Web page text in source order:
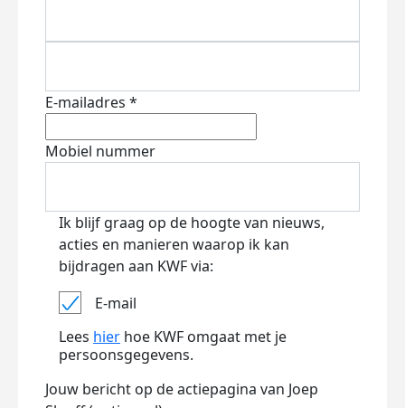
E-mailadres *
Mobiel nummer
Ik blijf graag op de hoogte van nieuws,
acties en manieren waarop ik kan
bijdragen aan KWF via:
E-mail
Lees hier hoe KWF omgaat met je
persoonsgegevens.
Jouw bericht op de actiepagina van Joep